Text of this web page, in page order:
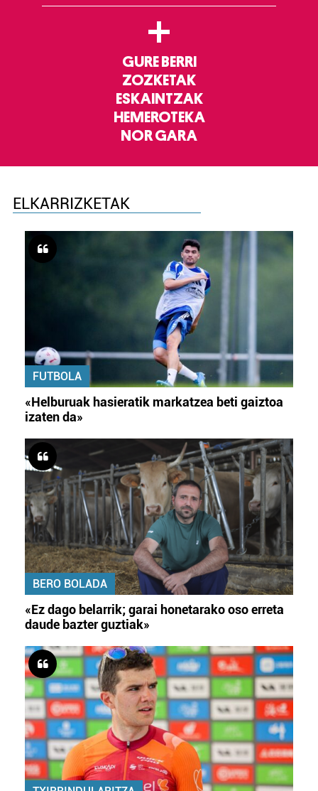
+
GURE BERRI
ZOZKETAK
ESKAINTZAK
HEMEROTEKA
NOR GARA
ELKARRIZKETAK
FUTBOLA
«Helburuak hasieratik markatzea beti gaiztoa
izaten da»
BERO BOLADA
«Ez dago belarrik; garai honetarako oso erreta
daude bazter guztiak»